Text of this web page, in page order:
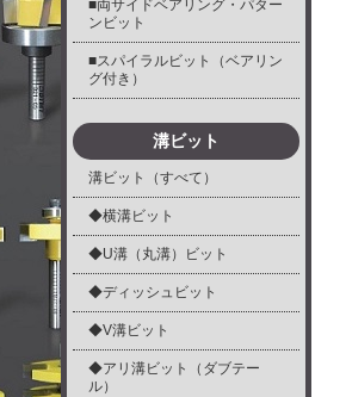
■両サイドベアリング・パター
ンビット
■スパイラルビット（ベアリン
グ付き）
溝ビット
溝ビット（すべて）
◆横溝ビット
◆U溝（丸溝）ビット
◆ディッシュビット
◆V溝ビット
◆アリ溝ビット（ダブテー
ル）